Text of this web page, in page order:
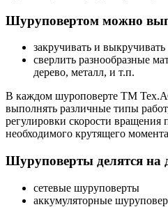
Шуруповертом можно
закручивать и
сверлить разнообразные
дерево, металл, и т.п.
В каждом шуроповерте ТМ
выполнять различные типы
регулировки скорости вращения
необходимого крутящего
Шуруповерты делятся на
сетевые шуруповерты
аккумуляторные